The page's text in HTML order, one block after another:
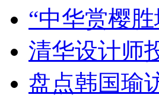
“中华赏樱
清华设计师
盘点韩国瑜